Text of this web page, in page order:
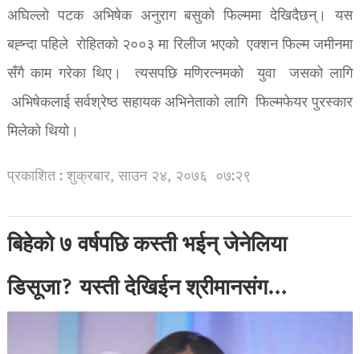
अघिल्लो पटक अभिषेक अनुराग बसुको फिल्ममा देखिदैछन्। यस
बह्न्दा पहिले रोहितको २००३ मा रिलीज भएको एक्शन फिल्म जमीनमा
सँगै काम गरेका थिए। त्यसपछि मणिरत्नमको युवा जसको लागि
अभिषेकलाई सर्वश्रेष्ठ सहायक अभिनेताको लागि फिल्मफेयर पुरस्कार
मिलेको थियो।
प्रकाशित : शुक्रबार, साउन २४, २०७६ ०७:२९
बिहेको ७ वर्षपछि कस्ती भईन् जेनेलिया
डिसूजा? यस्ती देखिईन श्रीमानसंग…